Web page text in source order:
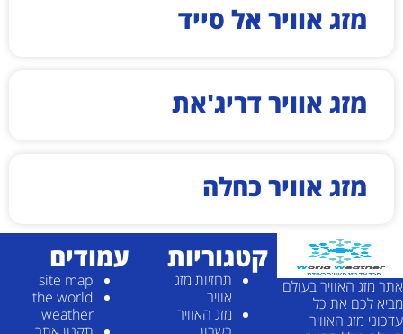
מזג אוויר אל סייד
מזג אוויר דריג'את
מזג אוויר כחלה
אתר מזג האוויר בעולם
מביא לכם את כל
עדכוני מזג האוויר
קטגוריות
תחזיות מזג
אוויר
מזג האוויר
עמודים
site map
the world
weather